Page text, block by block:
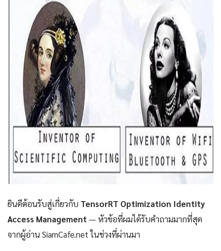
ยินดีต้อนรับสู่เกี่ยวกับ TensorRT Optimization Identity
Access Management — หัวข้อที่ผมได้รับคำถามมากที่สุด
จากผู้อ่าน SiamCafe.net ในช่วงที่ผ่านมา